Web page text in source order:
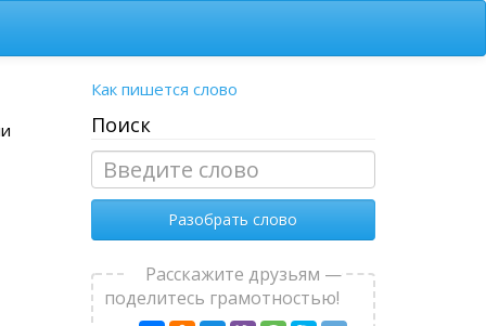
Как пишется слово
Поиск
Разобрать слово
Расскажите друзьям —
поделитесь грамотностью!